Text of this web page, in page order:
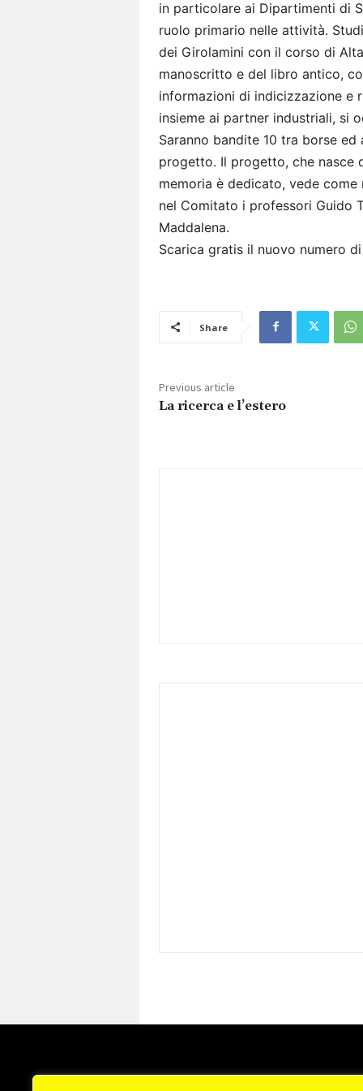
in particolare ai Dipartimenti di
ruolo primario nelle attività.
dei Girolamini con il corso di
manoscritto e del libro antico,
informazioni di indicizzazione e
insieme ai partner industriali, si
Saranno bandite 10 tra borse
progetto. Il progetto, che nasce
memoria è dedicato, vede
nel Comitato i professori Guido
Maddalena.
Scarica gratis il nuovo numero
Share
Previous article
La ricerca e l’estero